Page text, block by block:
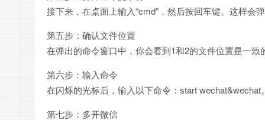
接下来，在桌面上输入“cmd”，然后按回车键。这样会
第五步：确认文件位置
在弹出的命令窗口中，你会看到1和2的文件位置是一
第六步：输入命令
在闪烁的光标后，输入以下命令：start wechat&wechat
第七步：多开微信